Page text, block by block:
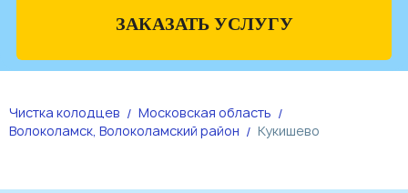
ЗАКАЗАТЬ УСЛУГУ
Чистка колодцев
Московская область
Волоколамск, Волоколамский район
Кукишево